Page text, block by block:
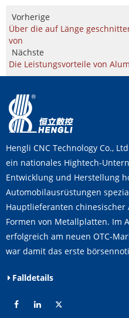
Vorherige
Über die auf Länge
von
Nächste
Die Leistungsvorteile von
Hengli CNC Technology Co.,
ein nationales Hightech-
Entwicklung und Herstellung
Automobilausrüstungen
Hauptlieferanten chinesischer
Formen von Metallplatten. Im
erfolgreich am neuen OTC-
war damit das erste
Falldetails